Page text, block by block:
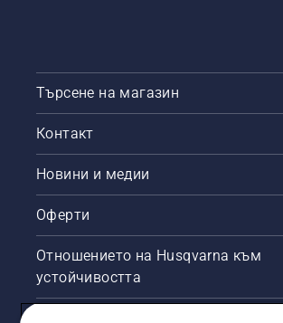
Търсене на магазин
Контакт
Новини и медии
Оферти
Отношението на Husqvarna към
устойчивостта